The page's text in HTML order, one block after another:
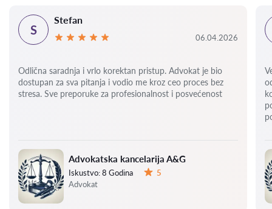
Advokatska kancelarija A&G
Iskustvo:8 Godina
5
Advokat
S
Stefan
06.04.2026
Odlična saradnja i vrlo korektan pristup. Advokat je bio
dostupan za sva pitanja i vodio me kroz ceo proces bez
stresa. Sve preporuke za profesionalnost i posvećenost